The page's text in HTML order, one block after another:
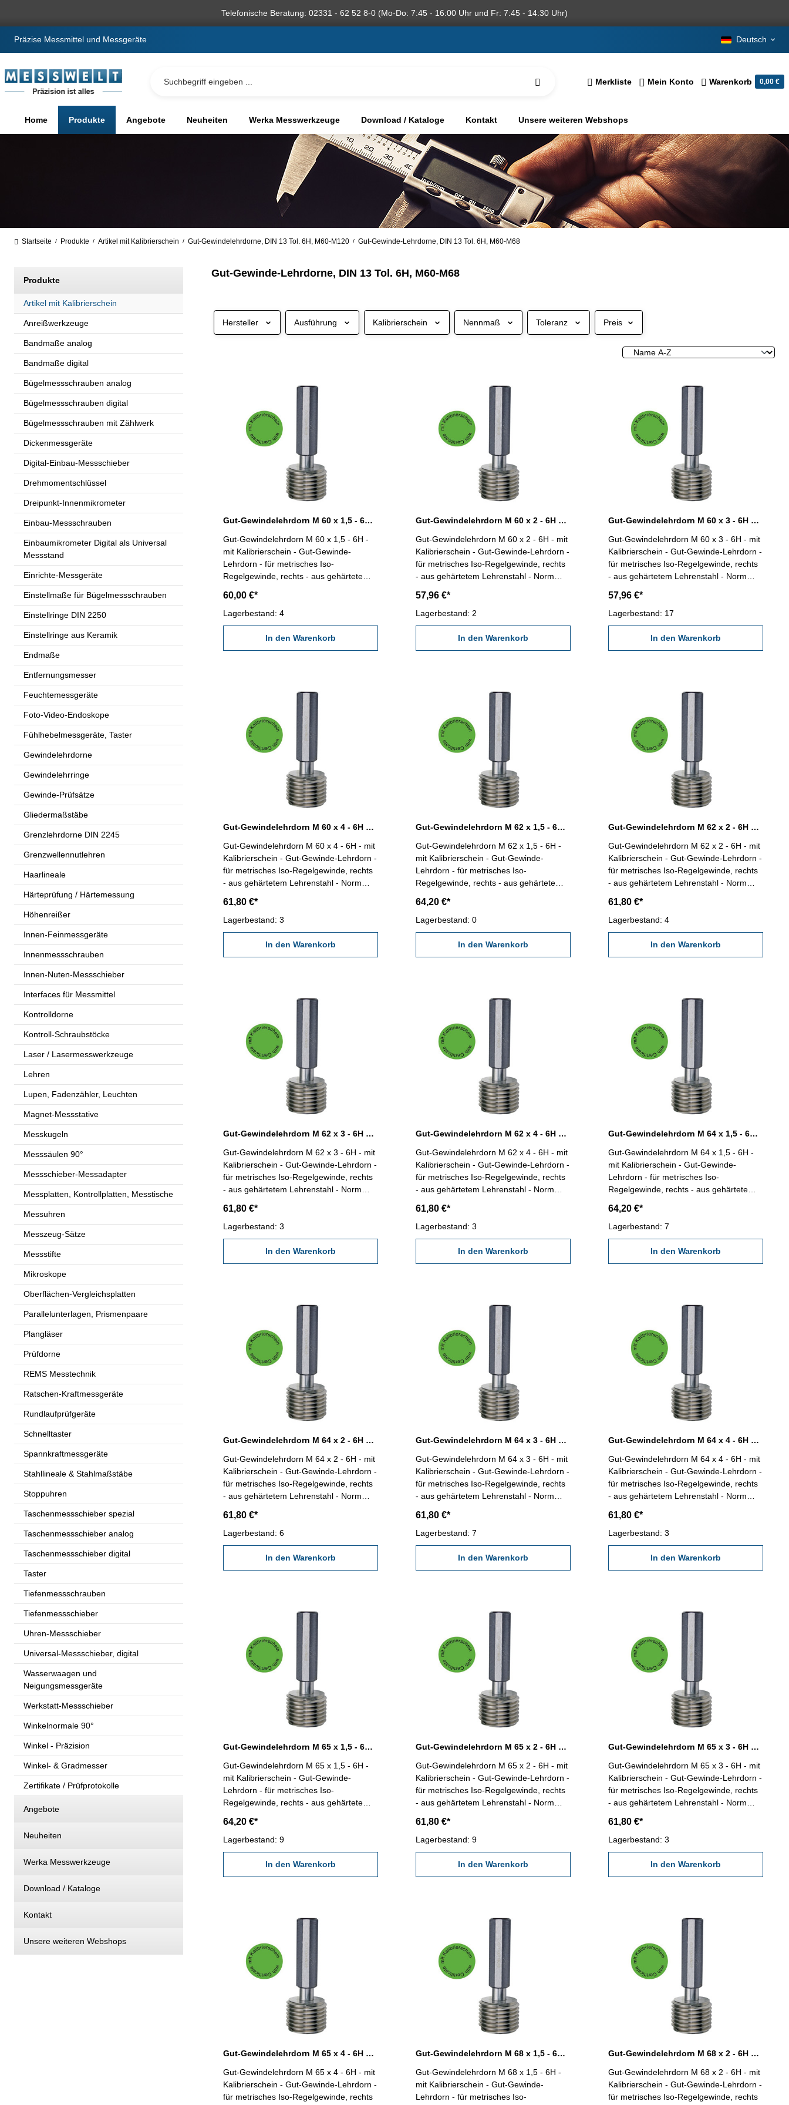
Telefonische Beratung: 02331 - 62 52 8-0 (Mo-Do: 7:45 - 16:00 Uhr und Fr: 7:45 - 14:30 Uhr)
Präzise Messmittel und Messgeräte Deutsch
Merkliste Mein Konto Warenkorb 0,00 €
Home Produkte Angebote Neuheiten Werka Messwerkzeuge Download / Kataloge Kontakt Unsere weiteren Webshops
Startseite / Produkte / Artikel mit Kalibrierschein / Gut-Gewindelehrdorne, DIN 13 Tol. 6H, M60-M120 / Gut-Gewinde-Lehrdorne, DIN 13 Tol. 6H, M60-M68
Produkte
Artikel mit Kalibrierschein
Anreißwerkzeuge
Bandmaße analog
Bandmaße digital
Bügelmessschrauben analog
Bügelmessschrauben digital
Bügelmessschrauben mit Zählwerk
Dickenmessgeräte
Digital-Einbau-Messschieber
Drehmomentschlüssel
Dreipunkt-Innenmikrometer
Einbau-Messschrauben
Einbaumikrometer Digital als Universal
Messstand
Einrichte-Messgeräte
Einstellmaße für Bügelmessschrauben
Einstellringe DIN 2250
Einstellringe aus Keramik
Endmaße
Entfernungsmesser
Feuchtemessgeräte
Foto-Video-Endoskope
Fühlhebelmessgeräte, Taster
Gewindelehrdorne
Gewindelehrringe
Gewinde-Prüfsätze
Gliedermaßstäbe
Grenzlehrdorne DIN 2245
Grenzwellennutlehren
Haarlineale
Härteprüfung / Härtemessung
Höhenreißer
Innen-Feinmessgeräte
Innenmessschrauben
Innen-Nuten-Messschieber
Interfaces für Messmittel
Kontrolldorne
Kontroll-Schraubstöcke
Laser / Lasermesswerkzeuge
Lehren
Lupen, Fadenzähler, Leuchten
Magnet-Messstative
Messkugeln
Messsäulen 90°
Messschieber-Messadapter
Messplatten, Kontrollplatten, Messtische
Messuhren
Messzeug-Sätze
Messstifte
Mikroskope
Oberflächen-Vergleichsplatten
Parallelunterlagen, Prismenpaare
Plangläser
Prüfdorne
REMS Messtechnik
Ratschen-Kraftmessgeräte
Rundlaufprüfgeräte
Schnelltaster
Spannkraftmessgeräte
Stahllineale & Stahlmaßstäbe
Stoppuhren
Taschenmessschieber spezial
Taschenmessschieber analog
Taschenmessschieber digital
Taster
Tiefenmessschrauben
Tiefenmessschieber
Uhren-Messschieber
Universal-Messschieber, digital
Wasserwaagen und
Neigungsmessgeräte
Werkstatt-Messschieber
Winkelnormale 90°
Winkel - Präzision
Winkel- & Gradmesser
Zertifikate / Prüfprotokolle
Angebote
Neuheiten
Werka Messwerkzeuge
Download / Kataloge
Kontakt
Unsere weiteren Webshops
Gut-Gewinde-Lehrdorne, DIN 13 Tol. 6H, M60-M68
Hersteller Ausführung Kalibrierschein Nennmaß Toleranz Preis
Gut-Gewindelehrdorn M 60 x 1,5 - 6H DIN 13
Gut-Gewindelehrdorn M 60 x 1,5 - 6H -
mit Kalibrierschein - Gut-Gewinde-
Lehrdorn - für metrisches Iso-
Regelgewinde, rechts - aus gehärtetem
Nennmaß: M 60 x 1,5
60,00 €*
Lagerbestand: 4
In den Warenkorb
Gut-Gewindelehrdorn M 60 x 2 - 6H DIN 13
Gut-Gewindelehrdorn M 60 x 2 - 6H - mit
Kalibrierschein - Gut-Gewinde-Lehrdorn -
für metrisches Iso-Regelgewinde, rechts
- aus gehärtetem Lehrenstahl - Norm
57,96 €*
Lagerbestand: 2
In den Warenkorb
Gut-Gewindelehrdorn M 60 x 3 - 6H DIN 13
Gut-Gewindelehrdorn M 60 x 3 - 6H - mit
Kalibrierschein - Gut-Gewinde-Lehrdorn -
für metrisches Iso-Regelgewinde, rechts
- aus gehärtetem Lehrenstahl - Norm
57,96 €*
Lagerbestand: 17
In den Warenkorb
Gut-Gewindelehrdorn M 60 x 4 - 6H DIN 13
Gut-Gewindelehrdorn M 60 x 4 - 6H - mit
Kalibrierschein - Gut-Gewinde-Lehrdorn -
für metrisches Iso-Regelgewinde, rechts
- aus gehärtetem Lehrenstahl - Norm
61,80 €*
Lagerbestand: 3
In den Warenkorb
Gut-Gewindelehrdorn M 62 x 1,5 - 6H DIN 13
Gut-Gewindelehrdorn M 62 x 1,5 - 6H -
mit Kalibrierschein - Gut-Gewinde-
Lehrdorn - für metrisches Iso-
Regelgewinde, rechts - aus gehärtetem
Nennmaß: M 62 x 1,5
64,20 €*
Lagerbestand: 0
In den Warenkorb
Gut-Gewindelehrdorn M 62 x 2 - 6H DIN 13
Gut-Gewindelehrdorn M 62 x 2 - 6H - mit
Kalibrierschein - Gut-Gewinde-Lehrdorn -
für metrisches Iso-Regelgewinde, rechts
- aus gehärtetem Lehrenstahl - Norm
61,80 €*
Lagerbestand: 4
In den Warenkorb
Gut-Gewindelehrdorn M 62 x 3 - 6H DIN 13
Gut-Gewindelehrdorn M 62 x 3 - 6H - mit
Kalibrierschein - Gut-Gewinde-Lehrdorn -
für metrisches Iso-Regelgewinde, rechts
- aus gehärtetem Lehrenstahl - Norm
61,80 €*
Lagerbestand: 3
In den Warenkorb
Gut-Gewindelehrdorn M 62 x 4 - 6H DIN 13
Gut-Gewindelehrdorn M 62 x 4 - 6H - mit
Kalibrierschein - Gut-Gewinde-Lehrdorn -
für metrisches Iso-Regelgewinde, rechts
- aus gehärtetem Lehrenstahl - Norm
61,80 €*
Lagerbestand: 3
In den Warenkorb
Gut-Gewindelehrdorn M 64 x 1,5 - 6H DIN 13
Gut-Gewindelehrdorn M 64 x 1,5 - 6H -
mit Kalibrierschein - Gut-Gewinde-
Lehrdorn - für metrisches Iso-
Regelgewinde, rechts - aus gehärtetem
Nennmaß: M 64 x 1,5
64,20 €*
Lagerbestand: 7
In den Warenkorb
Gut-Gewindelehrdorn M 64 x 2 - 6H DIN 13
Gut-Gewindelehrdorn M 64 x 2 - 6H - mit
Kalibrierschein - Gut-Gewinde-Lehrdorn -
für metrisches Iso-Regelgewinde, rechts
- aus gehärtetem Lehrenstahl - Norm
61,80 €*
Lagerbestand: 6
In den Warenkorb
Gut-Gewindelehrdorn M 64 x 3 - 6H DIN 13
Gut-Gewindelehrdorn M 64 x 3 - 6H - mit
Kalibrierschein - Gut-Gewinde-Lehrdorn -
für metrisches Iso-Regelgewinde, rechts
- aus gehärtetem Lehrenstahl - Norm
61,80 €*
Lagerbestand: 7
In den Warenkorb
Gut-Gewindelehrdorn M 64 x 4 - 6H DIN 13
Gut-Gewindelehrdorn M 64 x 4 - 6H - mit
Kalibrierschein - Gut-Gewinde-Lehrdorn -
für metrisches Iso-Regelgewinde, rechts
- aus gehärtetem Lehrenstahl - Norm
61,80 €*
Lagerbestand: 3
In den Warenkorb
Gut-Gewindelehrdorn M 65 x 1,5 - 6H DIN 13
Gut-Gewindelehrdorn M 65 x 1,5 - 6H -
mit Kalibrierschein - Gut-Gewinde-
Lehrdorn - für metrisches Iso-
Regelgewinde, rechts - aus gehärtetem
Nennmaß: M 65 x 1,5
64,20 €*
Lagerbestand: 9
In den Warenkorb
Gut-Gewindelehrdorn M 65 x 2 - 6H DIN 13
Gut-Gewindelehrdorn M 65 x 2 - 6H - mit
Kalibrierschein - Gut-Gewinde-Lehrdorn -
für metrisches Iso-Regelgewinde, rechts
- aus gehärtetem Lehrenstahl - Norm
61,80 €*
Lagerbestand: 9
In den Warenkorb
Gut-Gewindelehrdorn M 65 x 3 - 6H DIN 13
Gut-Gewindelehrdorn M 65 x 3 - 6H - mit
Kalibrierschein - Gut-Gewinde-Lehrdorn -
für metrisches Iso-Regelgewinde, rechts
- aus gehärtetem Lehrenstahl - Norm
61,80 €*
Lagerbestand: 3
In den Warenkorb
Gut-Gewindelehrdorn M 65 x 4 - 6H DIN 13
Gut-Gewindelehrdorn M 65 x 4 - 6H - mit
Kalibrierschein - Gut-Gewinde-Lehrdorn -
für metrisches Iso-Regelgewinde, rechts
Gut-Gewindelehrdorn M 68 x 1,5 - 6H DIN 13
Gut-Gewindelehrdorn M 68 x 1,5 - 6H -
mit Kalibrierschein - Gut-Gewinde-
Lehrdorn - für metrisches Iso-
Gut-Gewindelehrdorn M 68 x 2 - 6H DIN 13
Gut-Gewindelehrdorn M 68 x 2 - 6H - mit
Kalibrierschein - Gut-Gewinde-Lehrdorn -
für metrisches Iso-Regelgewinde, rechts